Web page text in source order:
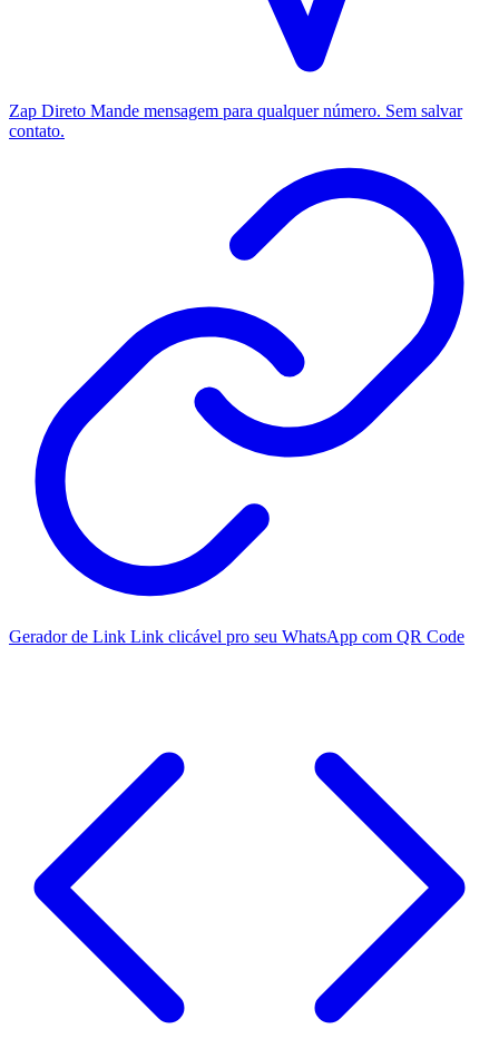
Zap Direto Mande mensagem para qualquer número. Sem salvar
contato.
Gerador de Link Link clicável pro seu WhatsApp com QR Code